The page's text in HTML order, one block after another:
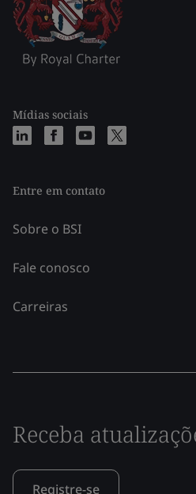
Mídias sociais
Entre em contato
Sobre o BSI
Fale conosco
Carreiras
Receba
Registre-se